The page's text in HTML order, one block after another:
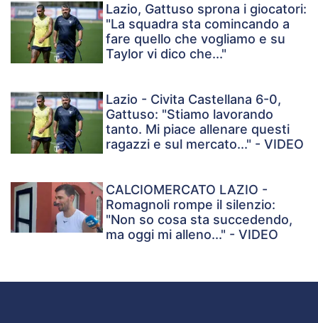
Lazio, Gattuso sprona i giocatori:
"La squadra sta comincando a
fare quello che vogliamo e su
Taylor vi dico che..."
Lazio - Civita Castellana 6-0,
Gattuso: "Stiamo lavorando
tanto. Mi piace allenare questi
ragazzi e sul mercato..." - VIDEO
CALCIOMERCATO LAZIO -
Romagnoli rompe il silenzio:
"Non so cosa sta succedendo,
ma oggi mi alleno..." - VIDEO